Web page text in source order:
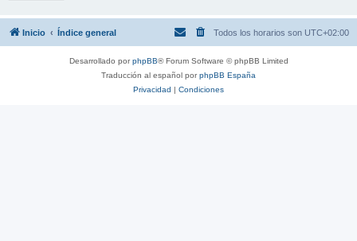
Inicio Índice general Todos los horarios son UTC+02:00
Desarrollado porphpBB® Forum Software © phpBB Limited
Traducción al español porphpBB España
Privacidad | Condiciones